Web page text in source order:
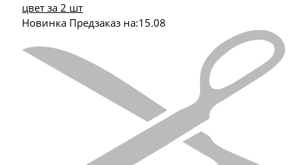
цвет за 2 шт
Новинка Предзаказ на:15.08